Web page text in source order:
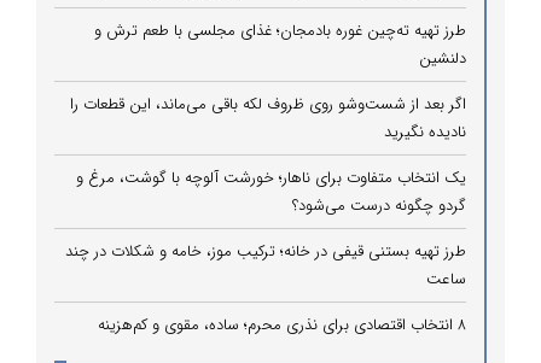
طرز تهیه ته‌چین غوره بادمجان؛ غذای مجلسی با طعم ترش و
دلنشین
اگر بعد از شست‌وشو روی ظروف لکه باقی می‌ماند، این قطعات را
نادیده نگیرید
یک انتخاب متفاوت برای ناهار؛ خورشت آلوچه با گوشت، مرغ و
گردو چگونه درست می‌شود؟
طرز تهیه بستنی قیفی در خانه؛ ترکیب موز، خامه و شکلات در چند
ساعت
۸ انتخاب اقتصادی برای نذری محرم؛ ساده، مقوی و کم‌هزینه